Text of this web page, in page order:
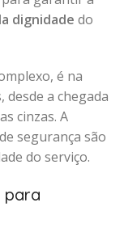
dignidade do
é na
desde a chegada
cinzas. A
segurança são
do serviço.
para